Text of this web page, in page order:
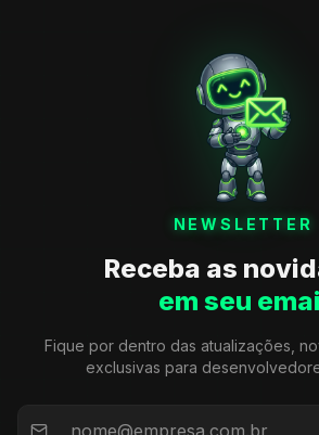
NEWSLETTER
Receba as
em seu
Fique por dentro das atualizações,
exclusivas para